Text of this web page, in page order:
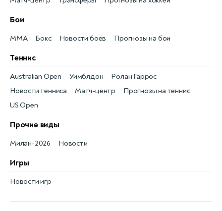
Бои
Новости боёв
MMA Прогнозы на бои
Бокс
Теннис
Новости тенниса
Australian Open
Матч-центр
Уимблдон
Прогнозы на теннис
Ролан Гаррос
US Open
Прочие виды
Новости
Милан-2026
Игры
Новости игр